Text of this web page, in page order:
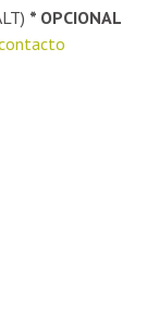
* OPCIONAL